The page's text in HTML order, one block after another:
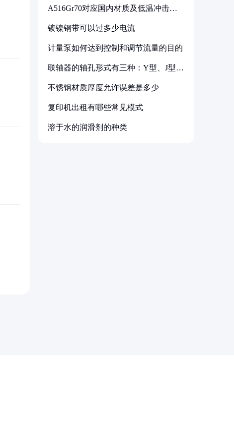
A516Gr70对应国内材质及低温冲击要
镀镍钢带可以过多少电流
计量泵如何达到控制和调节流量的目的
联轴器的轴孔形式有三种：Y型、J型、
不锈钢材质厚度允许误差是多少
复印机出租有哪些常见模式
溶于水的润滑剂的种类